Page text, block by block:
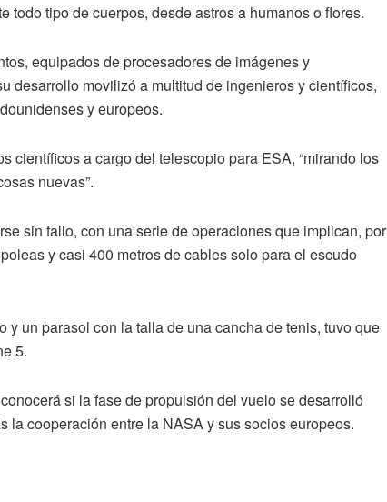
todo tipo de cuerpos, desde astros a humanos o flores.
equipados de procesadores de imágenes y
desarrollo movilizó a multitud de ingenieros y científicos,
y europeos.
científicos a cargo del telescopio para ESA, “mirando los
nuevas”.
sin fallo, con una serie de operaciones que implican, por
y casi 400 metros de cables solo para el escudo
y un parasol con la talla de una cancha de tenis, tuvo que
5.
si la fase de propulsión del vuelo se desarrolló
la cooperación entre la NASA y sus socios europeos.